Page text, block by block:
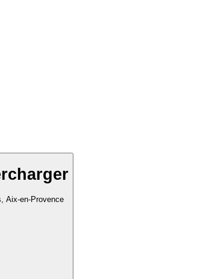
Aix-en-Provence